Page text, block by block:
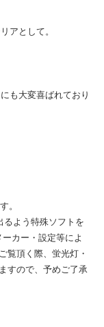
アとして。
も大変喜ばれており
。
るよう特殊ソフトを
カー・設定等によ
覧頂く際、蛍光灯・
すので、予めご了承